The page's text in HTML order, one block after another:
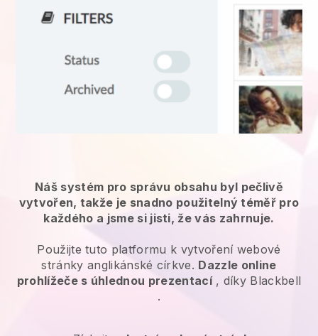
Náš systém pro správu obsahu byl pečlivě
vytvořen, takže je snadno použitelný téměř pro
každého a jsme si jisti, že vás zahrnuje.
Použijte tuto platformu k vytvoření webové
stránky anglikánské církve. Dazzle online
prohlížeče s úhlednou prezentací, díky Blackbell
.